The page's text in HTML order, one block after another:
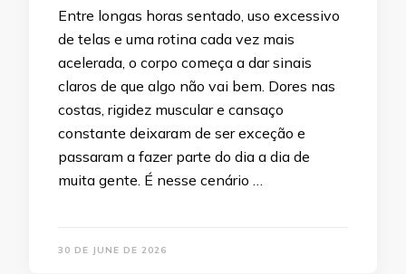
Entre longas horas sentado, uso excessivo
de telas e uma rotina cada vez mais
acelerada, o corpo começa a dar sinais
claros de que algo não vai bem. Dores nas
costas, rigidez muscular e cansaço
constante deixaram de ser exceção e
passaram a fazer parte do dia a dia de
muita gente. É nesse cenário …
30 DE JUNE DE 2026